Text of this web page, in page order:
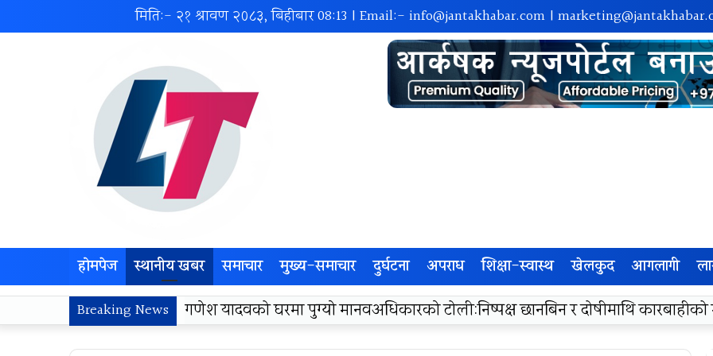
मिति:- २१ श्रावण २०८३, बिहीबार08:13 | Email:- info@jantakhabar.com |
होमपेज स्थानीय खबर समाचार मुख्य-समाचार दुर्घटना अपराध शिक्षा-स्वास्थ खेलकुद आगलागी
Breaking News लोकज्योती उत्थान केन्द्रद्वारा अम्बासमा १०५ विपन्न विद्यार्थीलाई शैक्षिक तथा खेलकुद